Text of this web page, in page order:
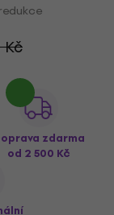
zdarma
od 2 500 Kč